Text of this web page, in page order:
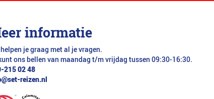
informatie
je graag met al je vragen.
ons bellen van maandag t/m vrijdag tussen 09:30-16:30.
215 02 48
reizen.nl